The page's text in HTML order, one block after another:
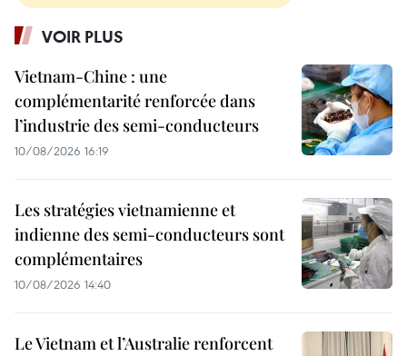
VOIR PLUS
Vietnam-Chine : une
complémentarité renforcée dans
l’industrie des semi-conducteurs
10/08/2026 16:19
Les stratégies vietnamienne et
indienne des semi-conducteurs sont
complémentaires
10/08/2026 14:40
Le Vietnam et l’Australie renforcent